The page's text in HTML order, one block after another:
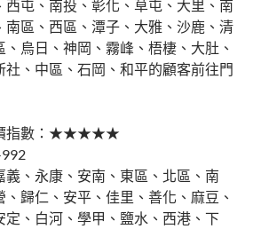
屯、南投、彰化、草屯、大里、南
南區、西區、潭子、大雅、沙鹿、清
烏日、神岡、霧峰、梧棲、大肚、
社、中區、石岡、和平的顧客前往門
指數：★★★★★
、永康、安南、東區、北區、南
歸仁、安平、佳里、善化、麻豆、
定、白河、學甲、鹽水、西港、下